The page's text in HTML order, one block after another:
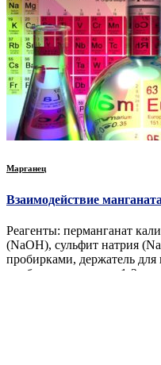
Марганец
Взаимодействие
Реагенты: перманганат
(NaOH), сульфит натрия
пробирками, держатель
пробирку помещаем 1-2 мл